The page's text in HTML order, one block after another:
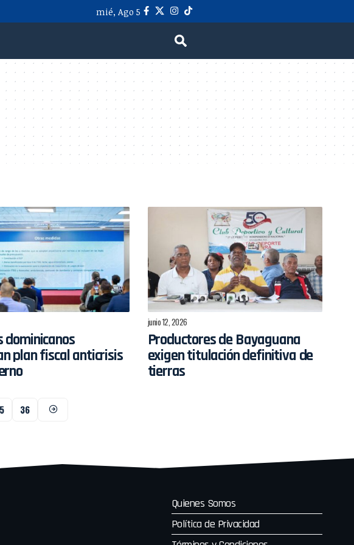
mié, Ago 5
dominicanos
plan fiscal anticrisis
junio 12, 2026
Productores de Bayaguana
exigen titulación definitiva de
tierras
36
Quienes Somos
Política de Privacidad